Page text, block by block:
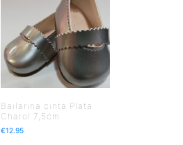
Bailarina cinta Plata
Charol 7,5cm
€12.95